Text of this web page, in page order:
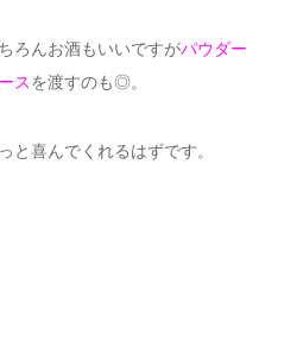
ろんお酒もいいですがパウダー
スを渡すのも◎。
と喜んでくれるはずです。